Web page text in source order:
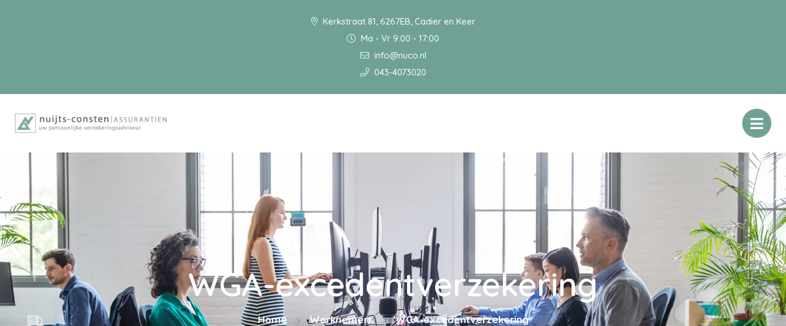
Kerkstraat 81, 6267EB, Cadier en Keer
Ma - Vr 9:00 - 17:00
info@nuco.nl
043-4073020
WGA-excedentverzekering
Home Werknemers WGA-excedentverzekering